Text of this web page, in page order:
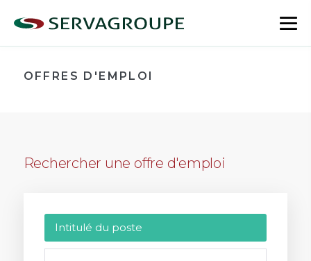
OFFRES D'EMPLOI
Rechercher une offre d'emploi